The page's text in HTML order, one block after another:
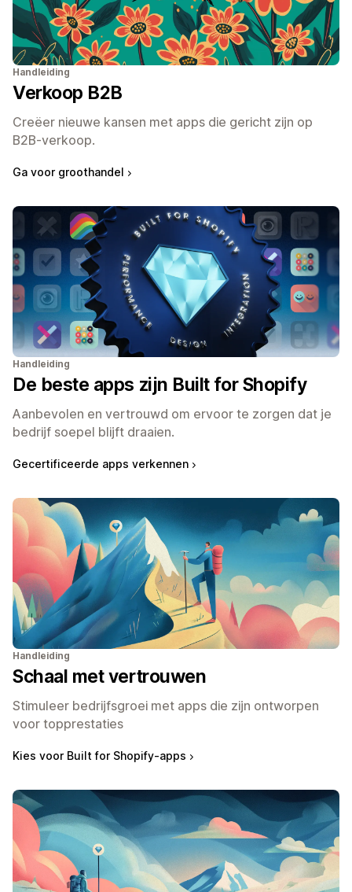
Handleiding
Verkoop B2B
Creëer nieuwe kansen met apps die gericht zijn op
B2B-verkoop.
Ga voor groothandel
Handleiding
De beste apps zijn Built for Shopify
Aanbevolen en vertrouwd om ervoor te zorgen dat je
bedrijf soepel blijft draaien.
Gecertificeerde apps verkennen
Handleiding
Schaal met vertrouwen
Stimuleer bedrijfsgroei met apps die zijn ontworpen
voor topprestaties
Kies voor Built for Shopify-apps